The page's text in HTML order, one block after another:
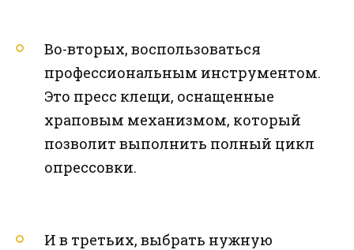
Во-вторых, воспользоваться
профессиональным инструментом.
Это пресс клещи, оснащенные
храповым механизмом, который
позволит выполнить полный цикл
опрессовки.
И в третьих, выбрать нужную